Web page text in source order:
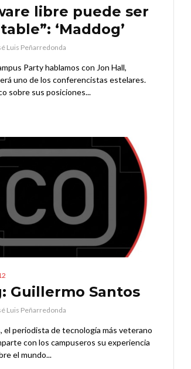
libre puede ser
‘Maddog’
Luis Peñarredonda
Party hablamos con Jon Hall,
uno de los conferencistas estelares.
sobre sus posiciones...
Guillermo Santos
Luis Peñarredonda
el periodista de tecnología más veterano
con los campuseros su experiencia
el mundo...